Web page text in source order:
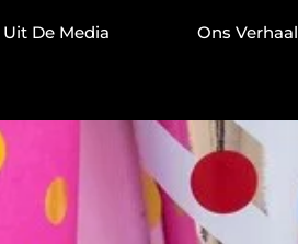
Uit De Media Ons Verhaal